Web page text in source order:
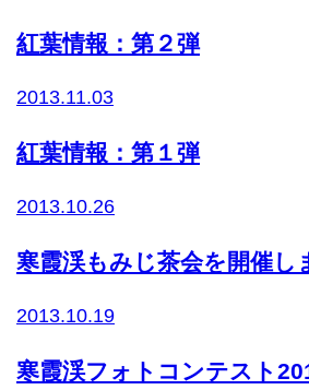
紅葉情報：第２弾
2013.11.03
紅葉情報：第１弾
2013.10.26
寒霞渓もみじ茶会を開催し
2013.10.19
寒霞渓フォトコンテスト